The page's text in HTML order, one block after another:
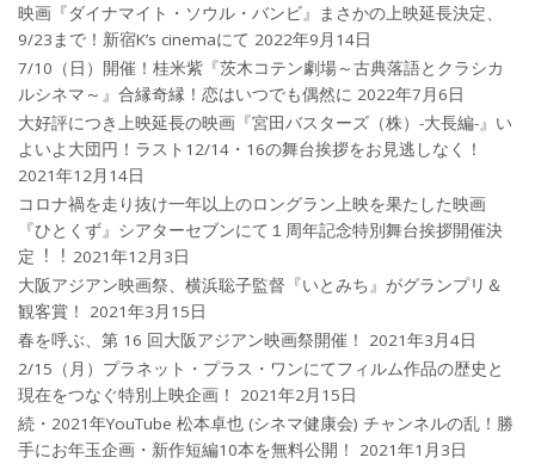
映画『ダイナマイト・ソウル・バンビ』まさかの上映延長決定、
9/23まで！新宿K’s cinemaにて 2022年9月14日
7/10（日）開催！桂米紫『茨木コテン劇場～古典落語とクラシカ
ルシネマ～』合縁奇縁！恋はいつでも偶然に 2022年7月6日
大好評につき上映延長の映画『宮田バスターズ（株）-大長編-』い
よいよ大団円！ラスト12/14・16の舞台挨拶をお見逃しなく！
2021年12月14日
コロナ禍を⾛り抜け⼀年以上のロングラン上映を果たした映画
『ひとくず』シアターセブンにて１周年記念特別舞台挨拶開催決
定︕︕ 2021年12月3日
大阪アジアン映画祭、横浜聡子監督『いとみち』がグランプリ＆
観客賞！
2021年3月15日
春を呼ぶ、第 16 回大阪アジアン映画祭開催！
2021年3月4日
2/15（月）プラネット・プラス・ワンにてフィルム作品の歴史と
現在をつなぐ特別上映企画！
2021年2月15日
続・2021年YouTube 松本卓也 (シネマ健康会) チャンネルの乱！勝
手にお年玉企画・新作短編10本を無料公開！
2021年1月3日